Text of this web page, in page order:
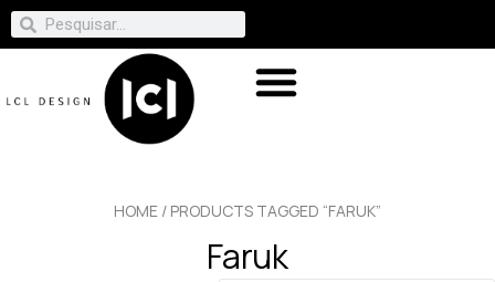
HOME / PRODUCTS TAGGED “FARUK”
Faruk